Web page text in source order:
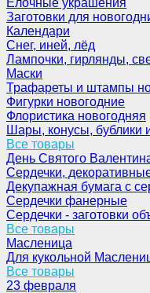
Ёлочные украшения
Заготовки для
Календари
Снег, иней, лёд
Лампочки, гирлянды,
Маски
Трафареты и штампы
Фигурки новогодние
Флористика новогодняя
Шары, конусы, бублики
Все товары
День Святого
Сердечки,
Декупажная бумага с
Сердечки фанерные
Сердечки - заготовки
Все товары
Масленица
Для кукольной
Все товары
23 февраля